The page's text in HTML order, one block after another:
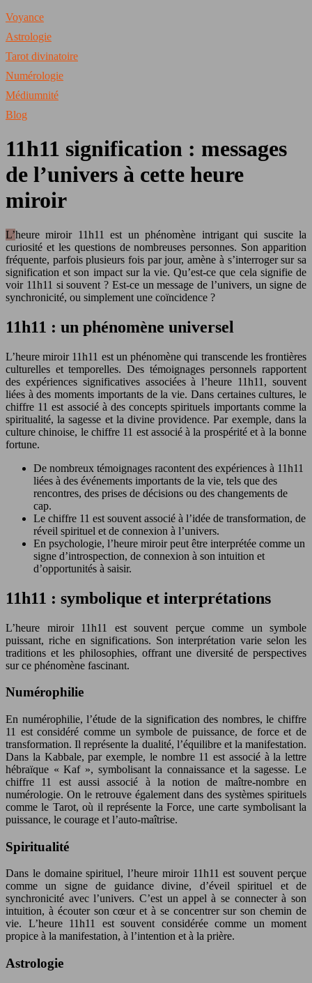
Voyance
Astrologie
Tarot divinatoire
Numérologie
Médiumnité
Blog
11h11 signification : messages
de l’univers à cette heure
miroir
L’heure miroir 11h11 est un phénomène intrigant qui suscite la
curiosité et les questions de nombreuses personnes. Son apparition
fréquente, parfois plusieurs fois par jour, amène à s’interroger sur sa
signification et son impact sur la vie. Qu’est-ce que cela signifie de
voir 11h11 si souvent ? Est-ce un message de l’univers, un signe de
synchronicité, ou simplement une coïncidence ?
11h11 : un phénomène universel
L’heure miroir 11h11 est un phénomène qui transcende les frontières
culturelles et temporelles. Des témoignages personnels rapportent
des expériences significatives associées à l’heure 11h11, souvent
liées à des moments importants de la vie. Dans certaines cultures, le
chiffre 11 est associé à des concepts spirituels importants comme la
spiritualité, la sagesse et la divine providence. Par exemple, dans la
culture chinoise, le chiffre 11 est associé à la prospérité et à la bonne
fortune.
De nombreux témoignages racontent des expériences à 11h11
liées à des événements importants de la vie, tels que des
rencontres, des prises de décisions ou des changements de
cap.
Le chiffre 11 est souvent associé à l’idée de transformation, de
réveil spirituel et de connexion à l’univers.
En psychologie, l’heure miroir peut être interprétée comme un
signe d’introspection, de connexion à son intuition et
d’opportunités à saisir.
11h11 : symbolique et interprétations
L’heure miroir 11h11 est souvent perçue comme un symbole
puissant, riche en significations. Son interprétation varie selon les
traditions et les philosophies, offrant une diversité de perspectives
sur ce phénomène fascinant.
Numérophilie
En numérophilie, l’étude de la signification des nombres, le chiffre
11 est considéré comme un symbole de puissance, de force et de
transformation. Il représente la dualité, l’équilibre et la manifestation.
Dans la Kabbale, par exemple, le nombre 11 est associé à la lettre
hébraïque « Kaf », symbolisant la connaissance et la sagesse. Le
chiffre 11 est aussi associé à la notion de maître-nombre en
numérologie. On le retrouve également dans des systèmes spirituels
comme le Tarot, où il représente la Force, une carte symbolisant la
puissance, le courage et l’auto-maîtrise.
Spiritualité
Dans le domaine spirituel, l’heure miroir 11h11 est souvent perçue
comme un signe de guidance divine, d’éveil spirituel et de
synchronicité avec l’univers. C’est un appel à se connecter à son
intuition, à écouter son cœur et à se concentrer sur son chemin de
vie. L’heure 11h11 est souvent considérée comme un moment
propice à la manifestation, à l’intention et à la prière.
Astrologie